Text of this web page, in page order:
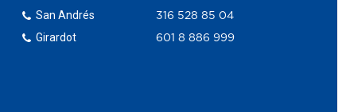
San Andrés
Girardot
316 528 85 04
601 8 886 999